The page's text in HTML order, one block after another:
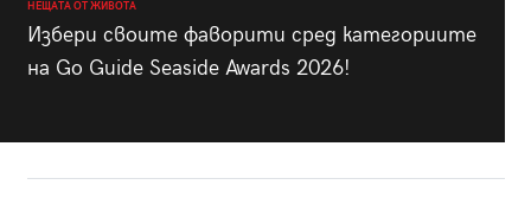
НЕЩАТА ОТ ЖИВОТА
Избери своите фаворити сред категориите
на Go Guide Seaside Awards 2026!